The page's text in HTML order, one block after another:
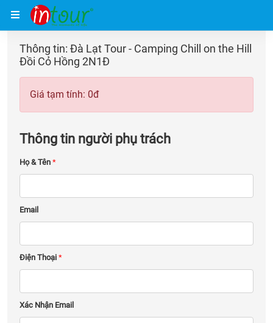
Trang chủ Giữ chỗ
Thông tin: Đà Lạt Tour - Camping Chill on the Hill
Đồi Cỏ Hồng 2N1Đ
Giá tạm tính: 0đ
Thông tin người phụ trách
Họ & Tên *
Email
Điện Thoại *
Xác Nhận Email